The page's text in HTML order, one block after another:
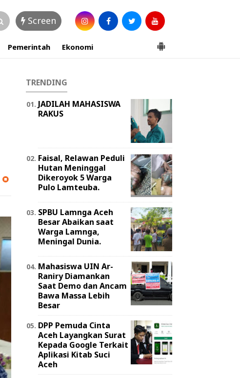
Screen
Pemerintah Ekonomi
TRENDING
JADILAH MAHASISWA
RAKUS
Faisal, Relawan Peduli
Hutan Meninggal
Dikeroyok 5 Warga
Pulo Lamteuba.
SPBU Lamnga Aceh
Besar Abaikan saat
Warga Lamnga,
Meningal Dunia.
Mahasiswa UIN Ar-
Raniry Diamankan
Saat Demo dan Ancam
Bawa Massa Lebih
Besar
DPP Pemuda Cinta
Aceh Layangkan Surat
Kepada Google Terkait
Aplikasi Kitab Suci
Aceh